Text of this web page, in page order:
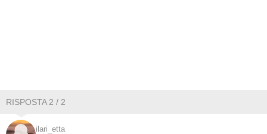
RISPOSTA 2 / 2
ilari_etta